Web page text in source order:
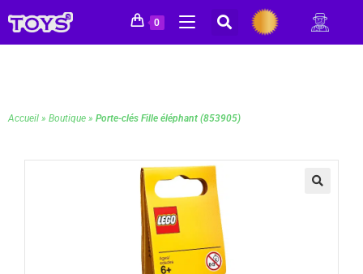
0
Accueil » Boutique » Porte-clés Fille éléphant (853905)